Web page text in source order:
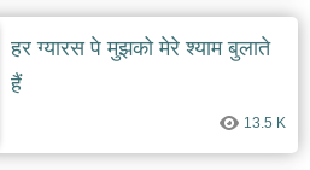
हर ग्यारस पे मुझको मेरे श्याम बुलाते
हैं
13.5 K